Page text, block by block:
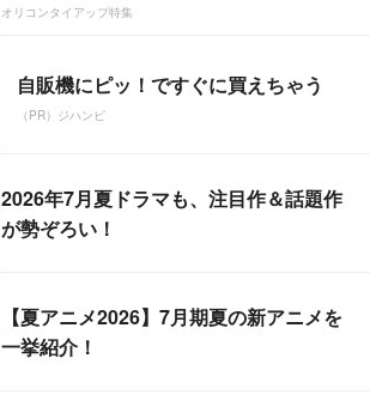
オリコンタイアップ特集
自販機にピッ！ですぐに買えちゃう
（PR）ジハンピ
2026年7月夏ドラマも、注目作＆話題作
が勢ぞろい！
【夏アニメ2026】7月期夏の新アニメを
一挙紹介！